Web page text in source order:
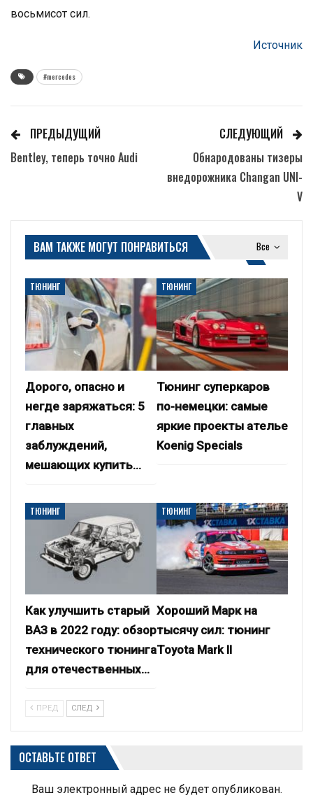
восьмисот сил.
Источник
#mercedes
ПРЕДЫДУЩИЙ
Bentley, теперь точно Audi
СЛЕДУЮЩИЙ
Обнародованы тизеры
внедорожника Changan UNI-
V
Все
ВАМ ТАКЖЕ МОГУТ ПОНРАВИТЬСЯ
ТЮНИНГ
Дорого, опасно и
негде заряжаться: 5
главных
заблуждений,
мешающих купить…
ТЮНИНГ
Тюнинг суперкаров
по-немецки: самые
яркие проекты ателье
Koenig Specials
ТЮНИНГ
Как улучшить старый
ВАЗ в 2022 году: обзор
технического тюнинга
для отечественных…
ТЮНИНГ
Хороший Марк на
тысячу сил: тюнинг
Toyota Mark II
ПРЕД СЛЕД
ОСТАВЬТЕ ОТВЕТ
Ваш электронный адрес не будет опубликован.